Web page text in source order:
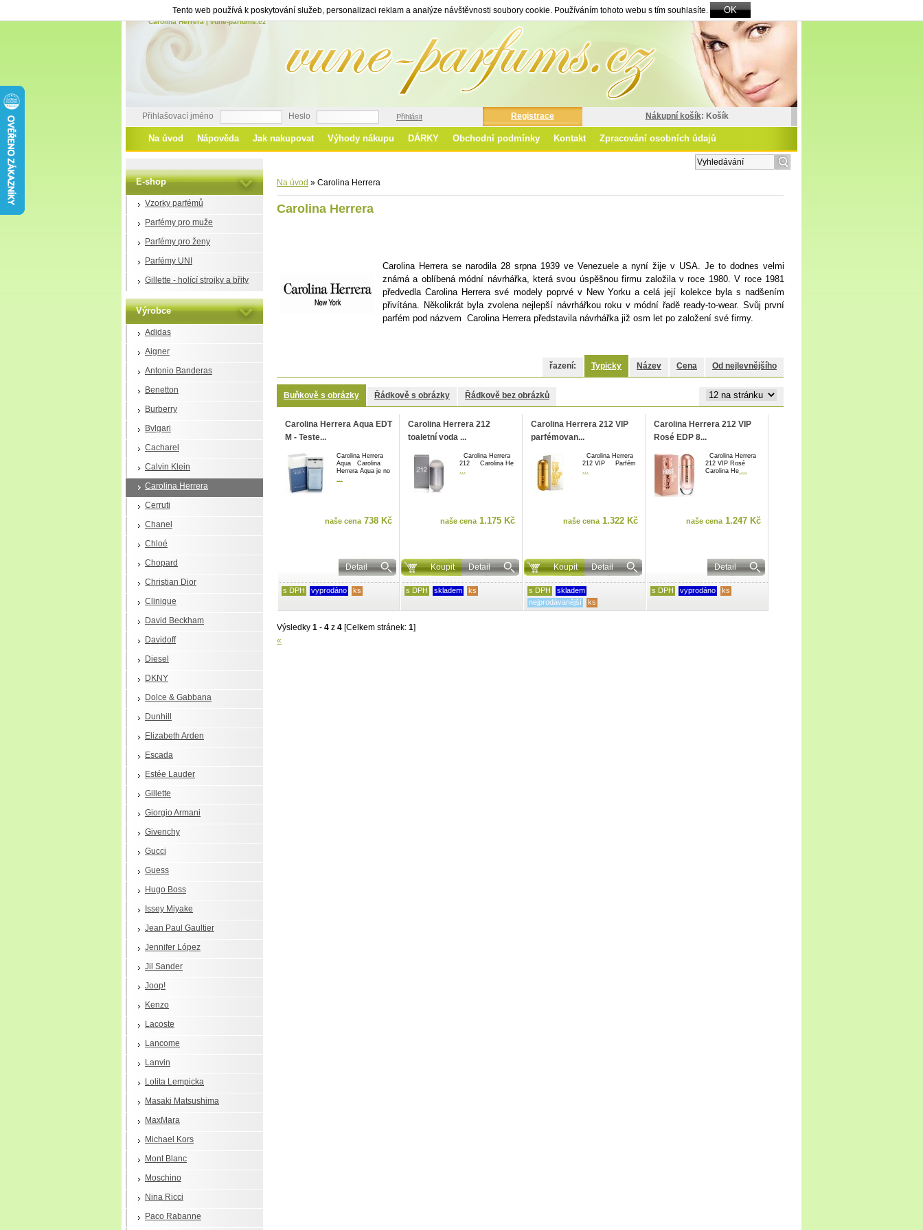
Tento web používá k poskytování služeb, personalizaci reklam a analýze návštěvnosti soubory cookie. Používáním tohoto webu s tím souhlasíte. OK
Carolina Herrera | vune-parfums.cz
Přihlašovací jméno Heslo Přihlásit Registrace Nákupní košík: Košík
Na úvod Nápověda Jak nakupovat Výhody nákupu DÁRKY Obchodní podmínky Kontakt Zpracování osobních údajů
E-shop
Vzorky parfémů
Parfémy pro muže
Parfémy pro ženy
Parfémy UNI
Gillette - holící strojky a břity
Výrobce
Adidas
Aigner
Antonio Banderas
Benetton
Burberry
Bvlgari
Cacharel
Calvin Klein
Carolina Herrera
Cerruti
Chanel
Chloé
Chopard
Christian Dior
Clinique
David Beckham
Davidoff
Diesel
DKNY
Dolce & Gabbana
Dunhill
Elizabeth Arden
Escada
Estée Lauder
Gillette
Giorgio Armani
Givenchy
Gucci
Guess
Hugo Boss
Issey Miyake
Jean Paul Gaultier
Jennifer López
Jil Sander
Joop!
Kenzo
Lacoste
Lancome
Lanvin
Lolita Lempicka
Masaki Matsushima
MaxMara
Michael Kors
Mont Blanc
Moschino
Nina Ricci
Paco Rabanne
Na úvod » Carolina Herrera
Carolina Herrera
Carolina Herrera se narodila 28 srpna 1939 ve Venezuele a nyní žije v USA. Je to dodnes velmi
známá a oblíbená módní návrhářka, která svou úspěšnou firmu založila v roce 1980. V roce 1981
předvedla Carolina Herrera své modely poprvé v New Yorku a celá její kolekce byla s nadšením
přivítána. Několikrát byla zvolena nejlepší návrhářkou roku v módní řadě ready-to-wear. Svůj první
parfém pod názvem Carolina Herrera představila návrhářka již osm let po založení své firmy.
řazení: Typicky Název Cena Od nejlevnějšího
Buňkově s obrázky Řádkově s obrázky Řádkově bez obrázků
Carolina Herrera Aqua EDT
M - Teste...
Carolina Herrera
Aqua Carolina
Herrera Aqua je no
...
naše cena738 Kč
Detail
s DPH vyprodáno ks
Carolina Herrera 212
toaletní voda ...
Carolina Herrera
212 Carolina He
...
naše cena1.175 Kč
Koupit Detail
s DPH skladem ks
Carolina Herrera 212 VIP
parfémovan...
Carolina Herrera
212 VIP Parfém
...
naše cena1.322 Kč
Koupit Detail
s DPH
skladem
nejprodávanější
ks
Carolina Herrera 212 VIP
Rosé EDP 8...
Carolina Herrera
212 VIP Rosé
Carolina He ...
naše cena1.247 Kč
Detail
s DPH vyprodáno ks
Výsledky 1 - 4 z 4 [Celkem stránek: 1]
«